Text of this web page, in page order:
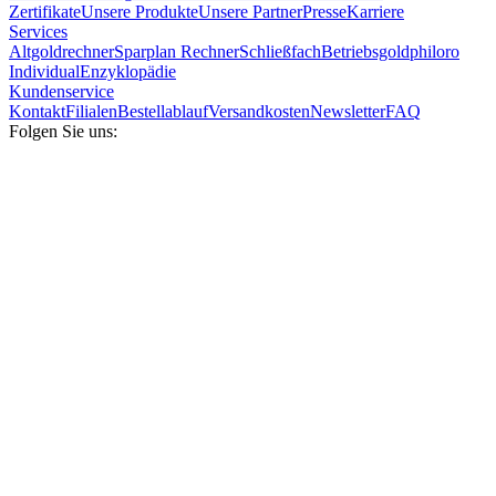
ZertifikateUnsere ProdukteUnsere PartnerPresseKarriere
Services
AltgoldrechnerSparplan RechnerSchließfachBetriebsgoldphiloro
IndividualEnzyklopädie
Kundenservice
KontaktFilialenBestellablaufVersandkostenNewsletterFAQ
Folgen Sie uns: